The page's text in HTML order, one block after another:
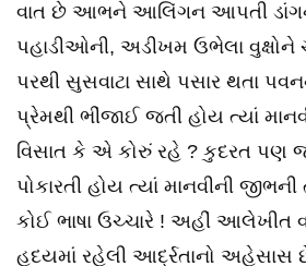
વાત છે આભને આલિંગન આપતી
પહાડીઓની, અડીખમ ઉભેલા વુક્ષોને
પરથી સુસવાટા સાથે પસાર થતા
પ્રેમથી ભીંજાઈ જતી હોય ત્યાં
વિસાત કે એ કોરું રહે ? કુદરત પણ
પોકારતી હોય ત્યાં માનવીની
કોઈ ભાષા ઉચ્ચારે ! અહીં આલેખીત
હૃદયમાં રહેલી આર્દ્રતાનો